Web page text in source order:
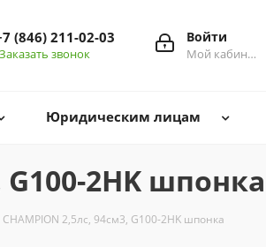
Войти
Мой кабинет
(846) 211-02-03
Заказать звонок
Юридическим лицам
2HK шпонка
2,5лс, 94см3, G100-2HK шпонка